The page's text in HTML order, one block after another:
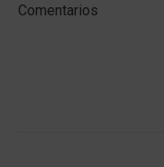
Comentarios